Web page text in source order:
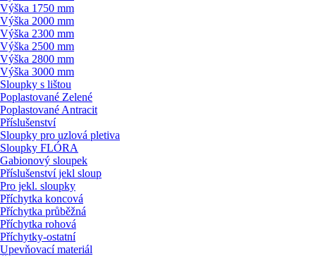
Výška 1750 mm
Výška 2000 mm
Výška 2300 mm
Výška 2500 mm
Výška 2800 mm
Výška 3000 mm
Sloupky s lištou
Poplastované Zelené
Poplastované Antracit
Příslušenství
Sloupky pro uzlová pletiva
Sloupky FLÓRA
Gabionový sloupek
Příslušenství jekl sloup
Pro jekl. sloupky
Příchytka koncová
Příchytka průběžná
Příchytka rohová
Příchytky-ostatní
Upevňovací materiál